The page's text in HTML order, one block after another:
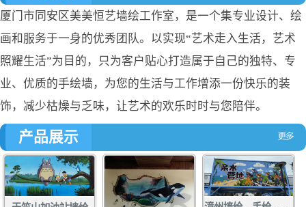
厦门市同安区美美恒艺墙绘工作室，是一个集专业设计、绘
画和服务于一身的优秀团队。以实现“艺术走入生活，艺术
照耀生活”为目的，只为客户贴心打造属于自己的独特、专
业、优质的手绘墙，为您的生活与工作增添一份快乐的装
饰，减少枯燥与乏味，让艺术的欢乐时时与您陪伴。
产品展示